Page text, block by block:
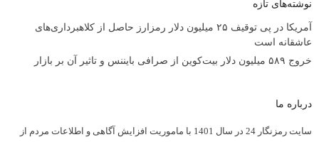
نوشته‌های تازه
آمریکا در پی توقیف ۲۵ میلیون دلار رمزارز حاصل از کلاهبرداری‌های
عاشقانه است
خروج ۵۸۹ میلیون دلار بیت‌کوین از صرافی بایننس و تاثیر آن بر بازار
درباره ما
سایت رمزنگار 24 در سال 1401 با ماموریت افزایش آگاهی و اطلاعات مردم از